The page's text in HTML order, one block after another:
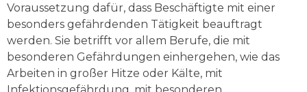
Voraussetzung dafür, dass Beschäftigte mit einer
besonders gefährdenden Tätigkeit beauftragt
werden. Sie betrifft vor allem Berufe, die mit
besonderen Gefährdungen einhergehen, wie das
Arbeiten in großer Hitze oder Kälte, mit
Infektionsgefährdung, mit besonderen